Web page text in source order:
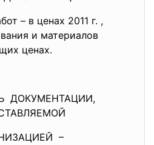
– в ценах 2011 г. ,
и материалов
ценах.
ДОКУМЕНТАЦИИ,
–